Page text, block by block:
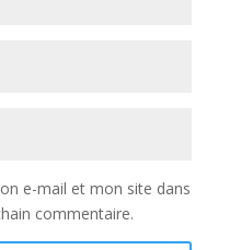
e-mail et mon site dans
commentaire.